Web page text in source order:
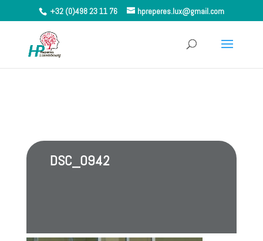
+32 (0)498 23 11 76 hpreperes.lux@gmail.com
DSC_0942